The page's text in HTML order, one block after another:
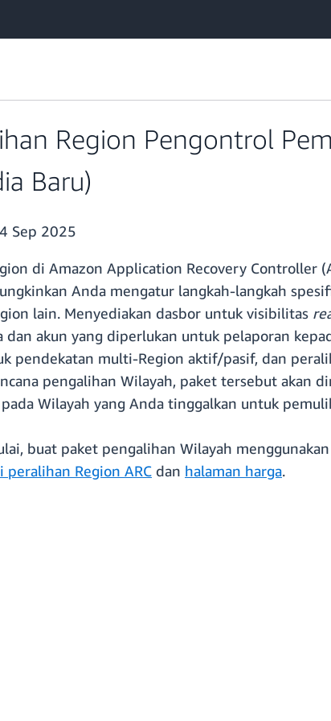
Region Pengontrol
Baru)
Sep 2025
di Amazon Application Recovery Controller
Anda mengatur langkah-langkah
lain. Menyediakan dasbor untuk visibilitas
dan akun yang diperlukan untuk pelaporan
pendekatan multi-Region aktif/pasif, dan
pengalihan Wilayah, paket tersebut akan
Wilayah yang Anda tinggalkan untuk
buat paket pengalihan Wilayah
peralihan Region ARC dan halaman harga.